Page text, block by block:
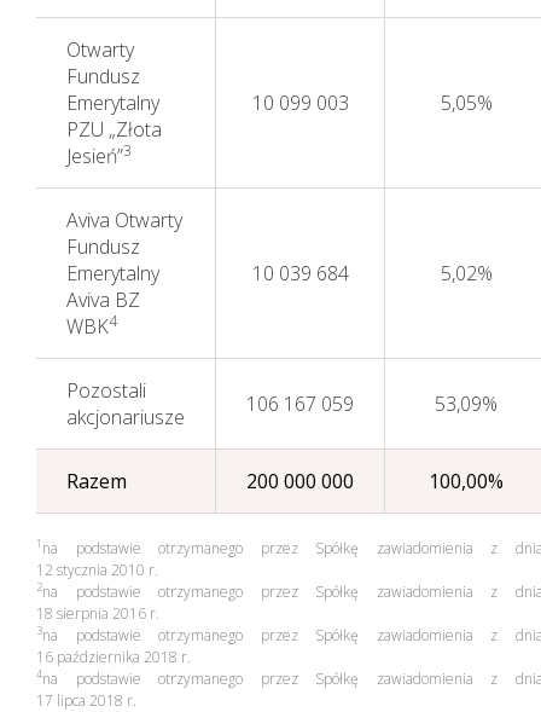
Otwarty
Fundusz
Emerytalny
PZU „Złota
Jesień”3
10 099 003 5,05%
Aviva Otwarty
Fundusz
Emerytalny
Aviva BZ
WBK4
10 039 684 5,02%
Pozostali
akcjonariusze
106 167 059 53,09%
Razem 200 000 000 100,00%
1 na podstawie otrzymanego przez Spółkę zawiadomienia z
12 stycznia 2010 r.
2na podstawie otrzymanego przez Spółkę zawiadomienia z
18 sierpnia 2016 r.
3na podstawie otrzymanego przez Spółkę zawiadomienia z
16 października 2018 r.
4na podstawie otrzymanego przez Spółkę zawiadomienia z
17 lipca 2018 r.